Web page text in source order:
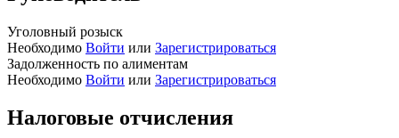
Уголовный розыск
Необходимо Войти или Зарегистрироваться
Задолженность по алиментам
Необходимо Войти или Зарегистрироваться
Налоговые отчисления